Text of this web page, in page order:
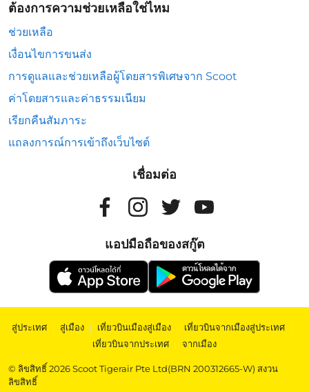
ต้องการความช่วยเหลือใช่ไหม
ช่วยเหลือ
เงื่อนไขการขนส่ง
การดูแลและช่วยเหลือผู้โดยสารพิเศษจาก Scoot
ค่าโดยสารและค่าธรรมเนียม
เรียกคืนสัมภาระ
แถลงการณ์การเข้าถึงเว็บไซต์
เชื่อมต่อ
แอปมือถือของสกู๊ต
สู่ประเทศ | สู่เมือง | เที่ยวบินเมืองสู่เมือง | เที่ยวบินจากเมืองสู่ประเทศ |
เที่ยวบินจากประเทศ | จากเมือง
© ลิขสิทธิ์ 2026 Scoot Tigerair Pte Ltd(BRN 200312665-W) สงวน
ลิขสิทธิ์